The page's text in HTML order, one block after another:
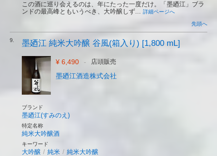
この酒に巡り会えるのは、年にたった一度だけ。「墨廼江」ブラ
ンドの最高峰ともいうべき、大吟醸しず... 詳細ページへ
先頭へ
9. 墨廼江 純米大吟醸 谷風(箱入り) [1,800 mL]
¥ 6,490 - 店頭販売
墨廼江酒造株式会社
ブランド
墨廼江(すみのえ)
特定名称
純米大吟醸酒
キーワード
大吟醸 / 純米 / 純米大吟醸